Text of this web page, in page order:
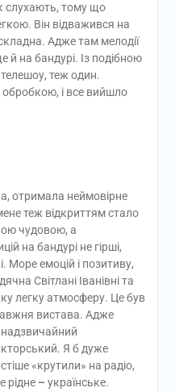
слухають, тому що
Він відважився на
Адже там мелодії
й на бандурі. Із подібною
теж один.
і все вийшло
отримала неймовірне
теж відкриттям стало
чудовою, а
на бандурі не гірші,
Море емоцій і позитиву,
Світлані Іванівні та
легку атмосферу. Це був
вистава. Адже
надзвичайний
Я б дуже
«крутили» на радіо,
рідне – українське.